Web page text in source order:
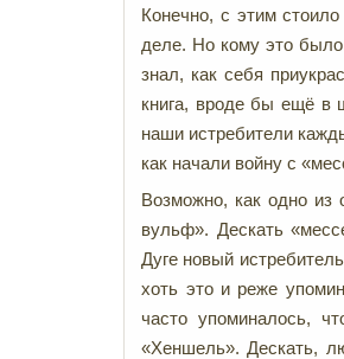
Конечно, с этим
деле. Но кому это было
знал, как себя
книга, вроде бы ещё в
наши истребители
как начали войну с
Возможно, как одно из
вульф». Дескать
Дуге новый
хоть это и реже
часто упоминалось,
«Хеншель». Дескать,